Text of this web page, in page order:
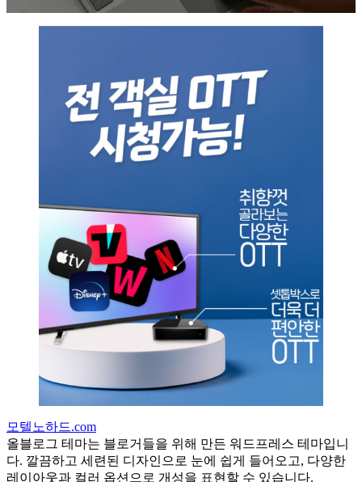
모텔노하드.com
올블로그 테마는 블로거들을 위해 만든 워드프레스 테마입니
다. 깔끔하고 세련된 디자인으로 눈에 쉽게 들어오고, 다양한
레이아웃과 컬러 옵션으로 개성을 표현할 수 있습니다.